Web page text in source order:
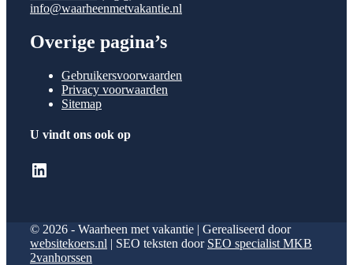
info@waarheenmetvakantie.nl
Overige pagina’s
Gebruikersvoorwaarden
Privacy voorwaarden
Sitemap
U vindt ons ook op
LinkedIn
© 2026 - Waarheen met vakantie | Gerealiseerd door
websitekoers.nl | SEO teksten door SEO specialist MKB
2vanhorssen